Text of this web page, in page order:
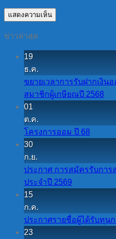
ข่าวล่าสุด
19
ธ.ค.
ขยายเวลาการรับฝากเงิ
สมาชิกผู้เกษียณปี 2568
01
ต.ค.
โครงการออม ปี 68
30
ก.ย.
ประกาศ การสมัครรับการ
ประจำปี 2569
15
ก.ค.
ประกาศรายชื่อผู้ได้รับทุน
23